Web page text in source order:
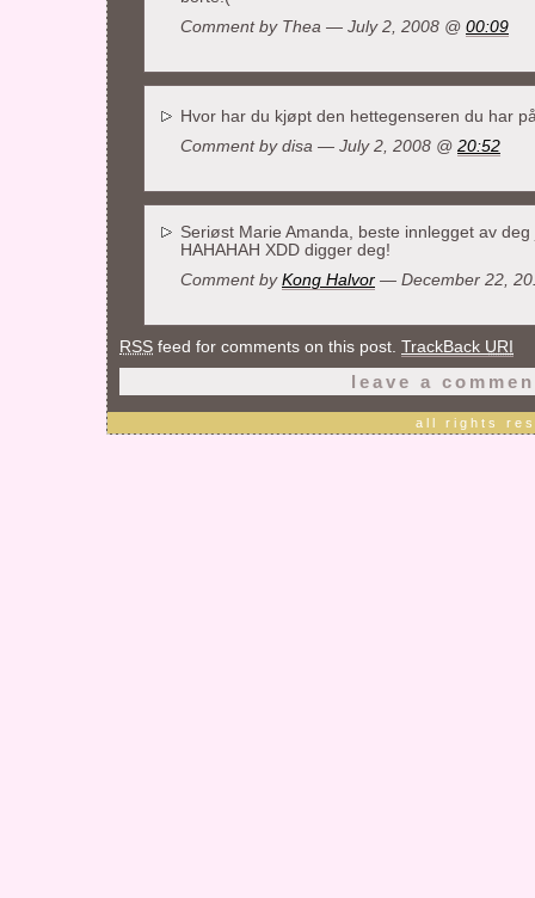
Comment by Thea — July 2, 2008 @ 00:09
Hvor har du kjøpt den hettegenseren du har
Comment by disa — July 2, 2008 @ 20:52
Seriøst Marie Amanda, beste innlegget av
HAHAHAH XDD digger deg!
Comment by Kong Halvor — December 22,
RSS feed for comments on this post. TrackBack URI
leave a
all rights